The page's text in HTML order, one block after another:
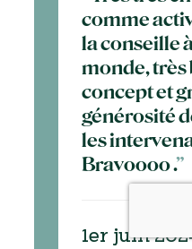
comme
la conseille
monde, très
concept et
générosité
les
Bravoooo .”
1er juin